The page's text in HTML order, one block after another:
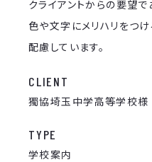
クライアントからの要望
色や文字にメリハリをつ
配慮しています。
CLIENT
獨協埼玉中学高等学校様
TYPE
学校案内